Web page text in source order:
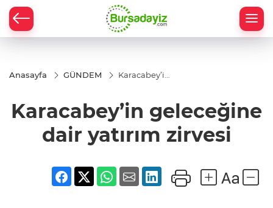
Anasayfa GÜNDEM
Karacabey’in
zirvesi
Karacabey’in geleceğine
dair yatırım zirvesi